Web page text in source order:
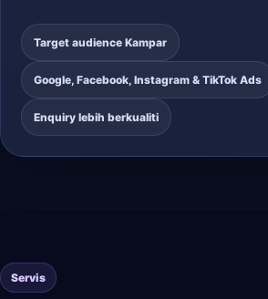
Target audience Kampar
Google, Facebook, Instagram & TikTok Ads
Enquiry lebih berkualiti
Servis